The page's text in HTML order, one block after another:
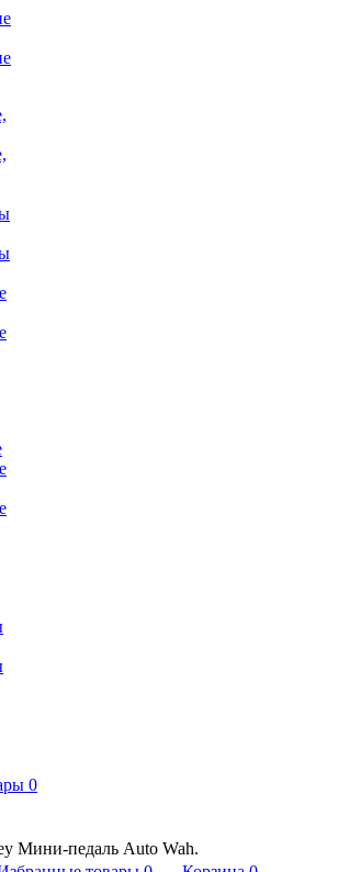
0
Мини-педаль Auto Wah.